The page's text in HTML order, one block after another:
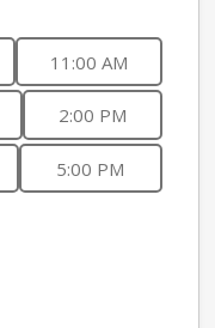
11:00 AM
2:00 PM
5:00 PM